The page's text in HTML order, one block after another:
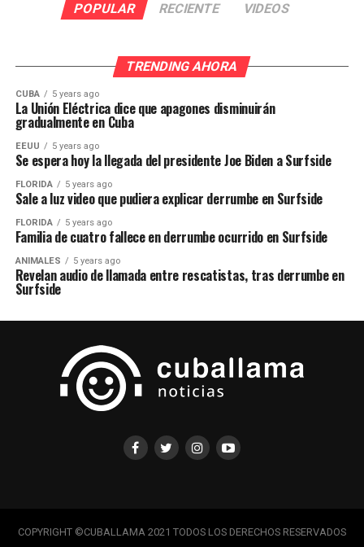
POPULAR RECIENTE VIDEOS
TRENDING AHORA
CUBA 5 years ago
La Unión Eléctrica dice que apagones disminuirán
gradualmente en Cuba
EEUU 5 years ago
Se espera hoy la llegada del presidente Joe Biden a Surfside
FLORIDA 5 years ago
Sale a luz video que pudiera explicar derrumbe en Surfside
FLORIDA 5 years ago
Familia de cuatro fallece en derrumbe ocurrido en Surfside
ANIMALES 5 years ago
Revelan audio de llamada entre rescatistas, tras derrumbe en
Surfside
COPYRIGHT ©CUBALLAMA 2021 TODOS LOS DERECHOS RESERVADOS